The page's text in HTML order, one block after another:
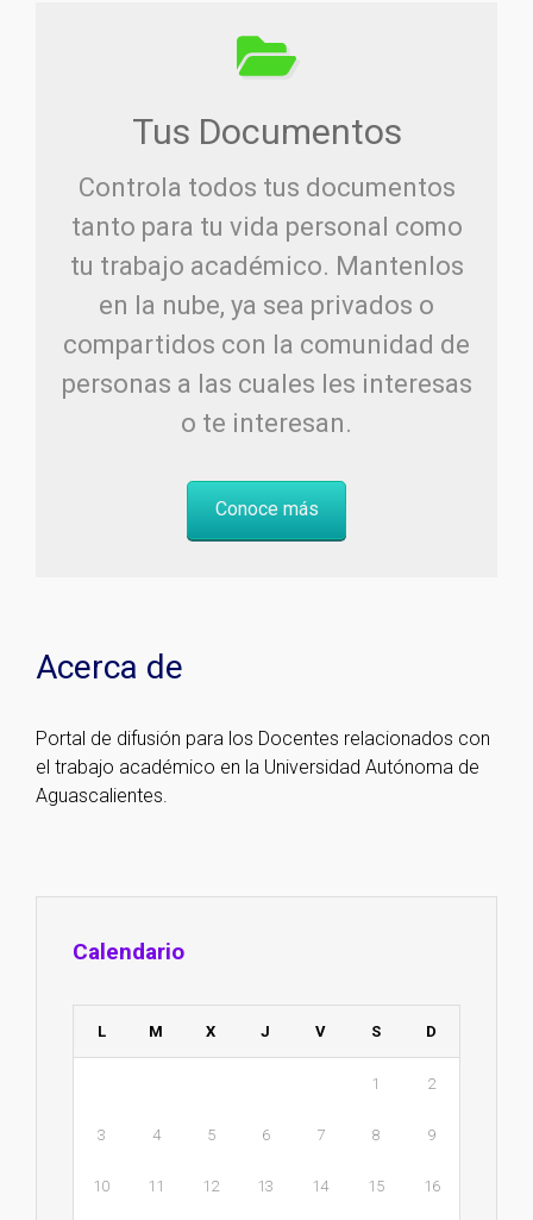
Tus Documentos
Controla todos tus documentos
tanto para tu vida personal como
tu trabajo académico. Mantenlos
en la nube, ya sea privados o
compartidos con la comunidad de
personas a las cuales les interesas
o te interesan.
Conoce más
Acerca de
Portal de difusión para los Docentes relacionados con
el trabajo académico en la Universidad Autónoma de
Aguascalientes.
Calendario
L M X J V S D
1 2
3 4 5 6 7 8 9
10 11 12 13 14 15 16